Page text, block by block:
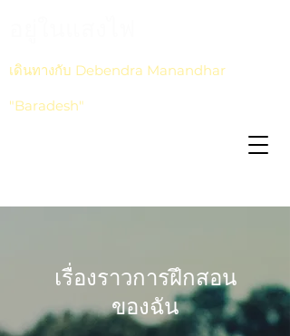
เดินทางกับ Debendra Manandhar
"Baradesh"
เรื่องราวการฝึกสอน
ของฉัน